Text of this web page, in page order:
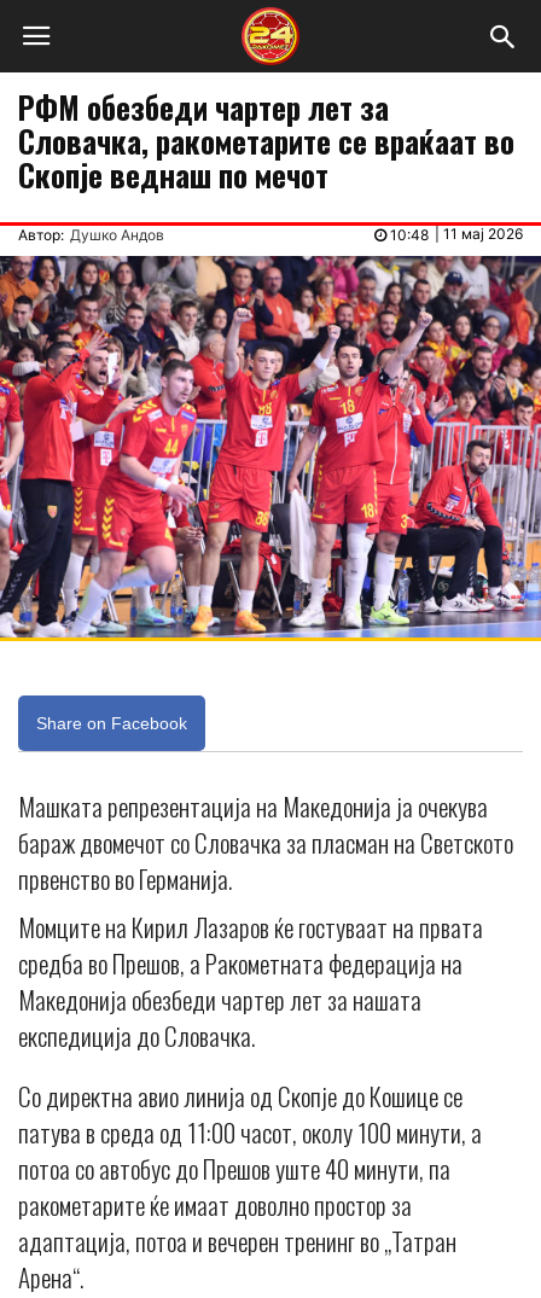
РФМ обезбеди чартер лет за
Словачка, ракометарите се враќаат во
Скопје веднаш по мечот
Автор: Душко Андов 11 мај 2026
10:48
Share on Facebook
Машката репрезентација на Македонија ја очекува
бараж двомечот со Словачка за пласман на Светското
првенство во Германија.
Момците на Кирил Лазаров ќе гостуваат на првата
средба во Прешов, а Ракометната федерација на
Македонија обезбеди чартер лет за нашата
експедиција до Словачка.
Со директна авио линија од Скопје до Кошице се
патува в среда од 11:00 часот, oколу 100 минути, а
потоа со автобус до Прешов уште 40 минути, па
ракометарите ќе имаат доволно простор за
адаптација, потоа и вечерен тренинг во „Татран
Арена“.